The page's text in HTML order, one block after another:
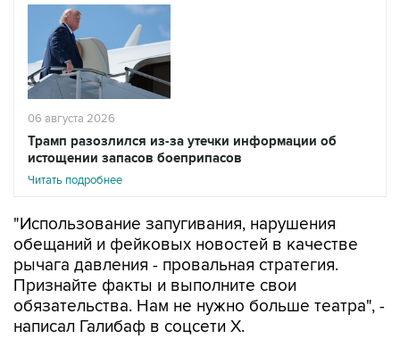
06 августа 2026
Трамп разозлился из-за утечки информации об
истощении запасов боеприпасов
Читать подробнее
"Использование запугивания, нарушения
обещаний и фейковых новостей в качестве
рычага давления - провальная стратегия.
Признайте факты и выполните свои
обязательства. Нам не нужно больше театра", -
написал Галибаф в соцсети X.